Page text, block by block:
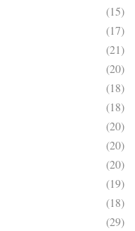
(15)
(17)
(21)
(20)
(18)
(18)
(20)
(20)
(20)
(19)
(18)
(29)